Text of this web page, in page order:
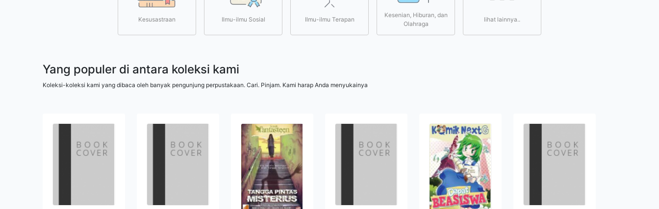
Kesusastraan Ilmu-ilmu Sosial Ilmu-ilmu Terapan
Kesenian, Hiburan, dan
Olahraga
lihat lainnya..
Yang populer di antara koleksi kami
Koleksi-koleksi kami yang dibaca oleh banyak pengunjung perpustakaan. Cari. Pinjam. Kami harap Anda menyukainya